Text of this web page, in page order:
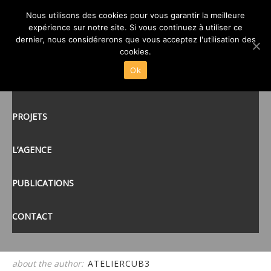
PROJETS
L’AGENCE
PUBLICATIONS
CONTACT
IMG_1249
posté le 21 SEP 2022/
about the author: ATELIERCUB3
Nous utilisons des cookies pour vous garantir la meilleure
expérience sur notre site. Si vous continuez à utiliser ce
dernier, nous considérerons que vous acceptez l'utilisation des
cookies.
Ok